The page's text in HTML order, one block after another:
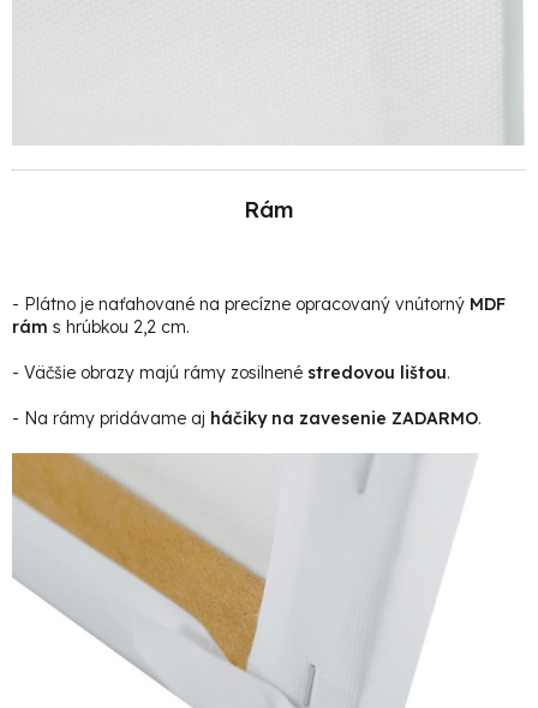
Rám
- Plátno je naťahované na precízne opracovaný vnútorný MDF
rám s hrúbkou 2,2 cm.
- Väčšie obrazy majú rámy zosilnené stredovou lištou.
- Na rámy pridávame aj háčiky na zavesenie ZADARMO.